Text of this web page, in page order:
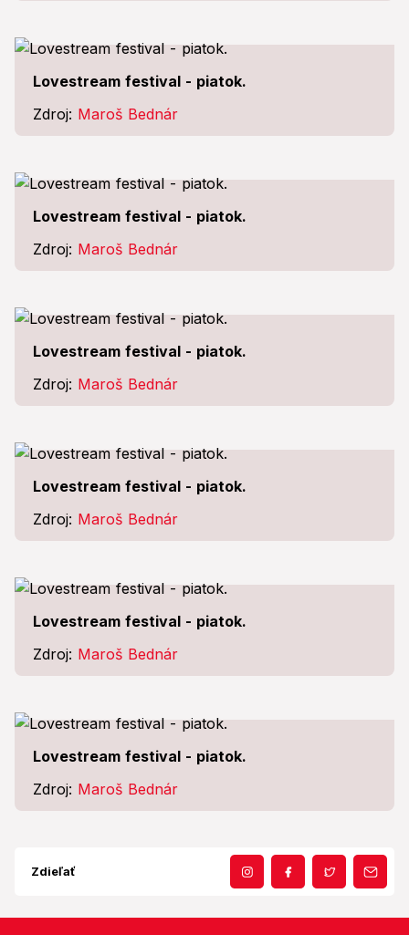
Lovestream festival - piatok.
Zdroj: Maroš Bednár
Lovestream festival - piatok.
Zdroj: Maroš Bednár
Lovestream festival - piatok.
Zdroj: Maroš Bednár
Lovestream festival - piatok.
Zdroj: Maroš Bednár
Lovestream festival - piatok.
Zdroj: Maroš Bednár
Lovestream festival - piatok.
Zdroj: Maroš Bednár
Zdieľať